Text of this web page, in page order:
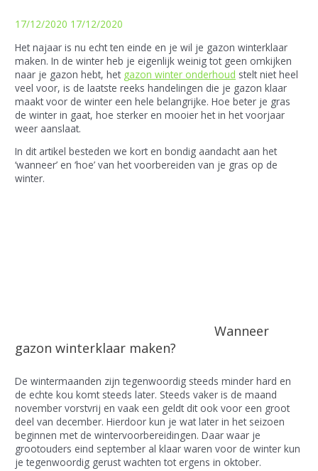
17/12/2020 17/12/2020
Het najaar is nu echt ten einde en je wil je gazon winterklaar
maken. In de winter heb je eigenlijk weinig tot geen omkijken
naar je gazon hebt, het gazon winter onderhoud stelt niet heel
veel voor, is de laatste reeks handelingen die je gazon klaar
maakt voor de winter een hele belangrijke. Hoe beter je gras
de winter in gaat, hoe sterker en mooier het in het voorjaar
weer aanslaat.
In dit artikel besteden we kort en bondig aandacht aan het
‘wanneer’ en ‘hoe’ van het voorbereiden van je gras op de
winter.
Wanneer
gazon winterklaar maken?
De wintermaanden zijn tegenwoordig steeds minder hard en
de echte kou komt steeds later. Steeds vaker is de maand
november vorstvrij en vaak een geldt dit ook voor een groot
deel van december. Hierdoor kun je wat later in het seizoen
beginnen met de wintervoorbereidingen. Daar waar je
grootouders eind september al klaar waren voor de winter kun
je tegenwoordig gerust wachten tot ergens in oktober.